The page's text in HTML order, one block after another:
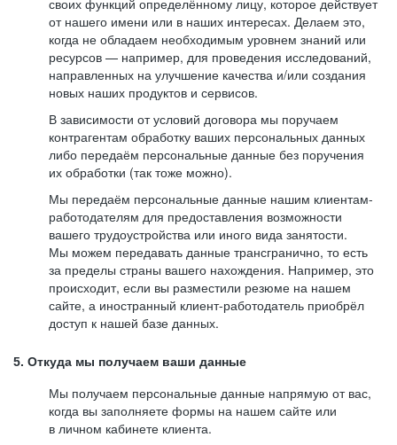
своих функций определённому лицу, которое действует
от нашего имени или в наших интересах. Делаем это,
когда не обладаем необходимым уровнем знаний или
ресурсов — например, для проведения исследований,
направленных на улучшение качества и/или создания
новых наших продуктов и сервисов.
В зависимости от условий договора мы поручаем
контрагентам обработку ваших персональных данных
либо передаём персональные данные без поручения
их обработки (так тоже можно).
Мы передаём персональные данные нашим клиентам-
работодателям для предоставления возможности
вашего трудоустройства или иного вида занятости.
Мы можем передавать данные трансгранично, то есть
за пределы страны вашего нахождения. Например, это
происходит, если вы разместили резюме на нашем
сайте, а иностранный клиент-работодатель приобрёл
доступ к нашей базе данных.
5. Откуда мы получаем ваши данные
Мы получаем персональные данные напрямую от вас,
когда вы заполняете формы на нашем сайте или
в личном кабинете клиента.